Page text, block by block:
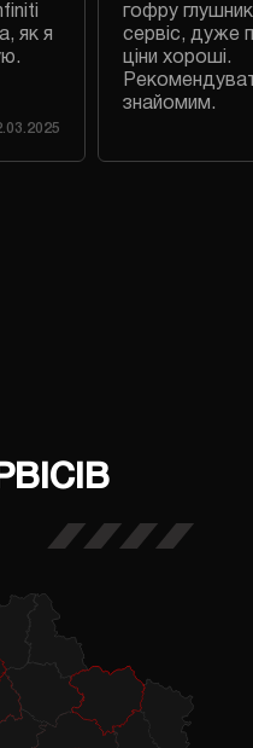
як я
гофру
сервіс, дуже
ціни хороші.
знайомим.